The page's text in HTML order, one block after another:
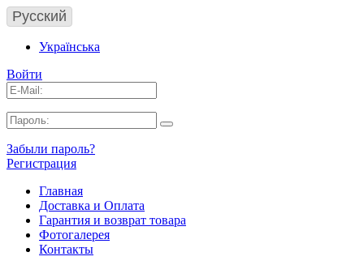
Русский
Українська
Войти
Забыли пароль?
Регистрация
Главная
Доставка и Оплата
Гарантия и возврат товара
Фотогалерея
Контакты